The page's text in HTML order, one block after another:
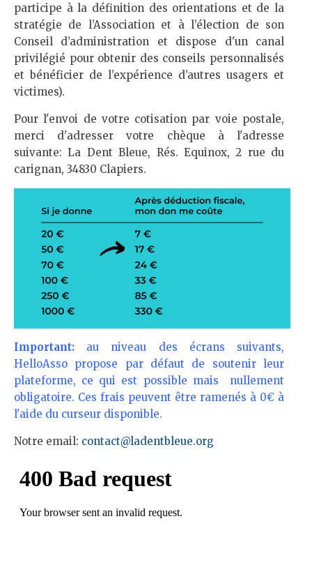
participe à la définition des orientations et de la
stratégie de l’Association et à l’élection de son
Conseil d’administration et dispose d'un canal
privilégié pour obtenir des conseils personnalisés
et bénéficier de l’expérience d’autres usagers et
victimes).
Pour l'envoi de votre cotisation par voie postale,
merci d'adresser votre chèque à l'adresse
suivante: La Dent Bleue, Rés. Equinox, 2 rue du
carignan, 34830 Clapiers.
Important: au niveau des écrans suivants,
HelloAsso propose par défaut de soutenir leur
plateforme, ce qui est possible mais nullement
obligatoire. Ces frais peuvent être ramenés à 0€ à
l'aide du curseur disponible.
Notre email: contact@ladentbleue.org